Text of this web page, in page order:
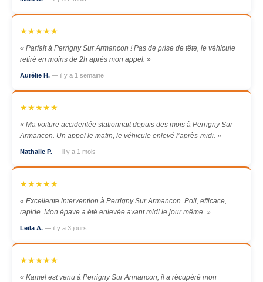
★★★★★
« Parfait à Perrigny Sur Armancon ! Pas de prise de tête, le véhicule
retiré en moins de 2h après mon appel. »
Aurélie H. — il y a 1 semaine
★★★★★
« Ma voiture accidentée stationnait depuis des mois à Perrigny Sur
Armancon. Un appel le matin, le véhicule enlevé l’après-midi. »
Nathalie P. — il y a 1 mois
★★★★★
« Excellente intervention à Perrigny Sur Armancon. Poli, efficace,
rapide. Mon épave a été enlevée avant midi le jour même. »
Leila A. — il y a 3 jours
★★★★★
« Kamel est venu à Perrigny Sur Armancon, il a récupéré mon